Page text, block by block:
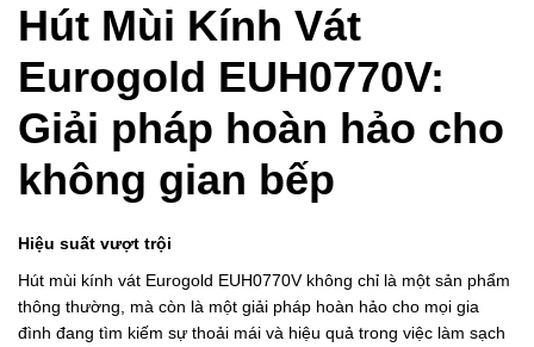
Hút Mùi Kính Vát
Eurogold EUH0770V:
Giải pháp hoàn hảo cho
không gian bếp
Hiệu suất vượt trội
Hút mùi kính vát Eurogold EUH0770V không chỉ là một sản phẩm
thông thường, mà còn là một giải pháp hoàn hảo cho mọi gia
đình đang tìm kiếm sự thoải mái và hiệu quả trong việc làm sạch